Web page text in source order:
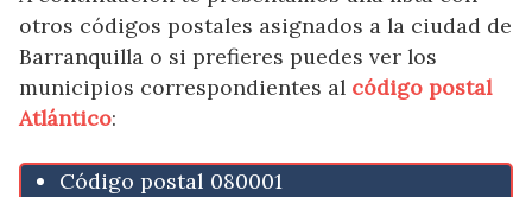
otros códigos postales asignados a la ciudad de
Barranquilla o si prefieres puedes ver los
municipios correspondientes al código postal
Atlántico:
Código postal 080001